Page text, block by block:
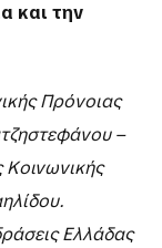
και την
Πρόνοιας
–
Ελλάδας